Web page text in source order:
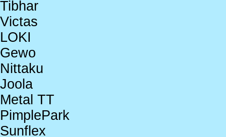
Tibhar
Victas
LOKI
Gewo
Nittaku
Joola
Metal TT
PimplePark
Sunflex